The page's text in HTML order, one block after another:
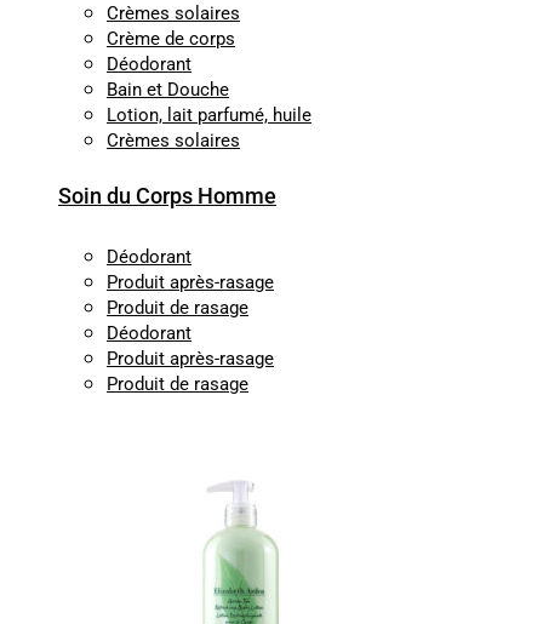
Crèmes solaires
Crème de corps
Déodorant
Bain et Douche
Lotion, lait parfumé, huile
Crèmes solaires
Soin du Corps Homme
Déodorant
Produit après-rasage
Produit de rasage
Déodorant
Produit après-rasage
Produit de rasage